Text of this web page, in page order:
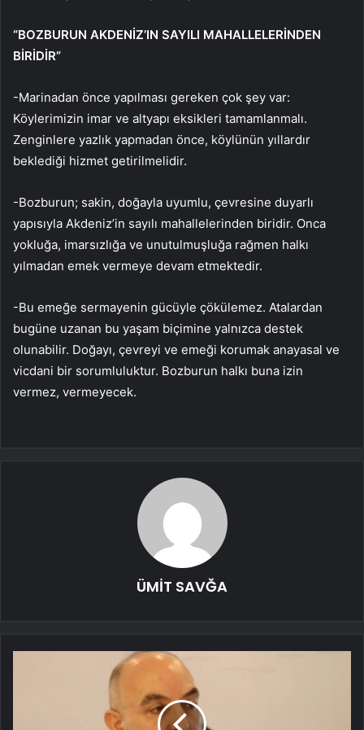
“BOZBURUN AKDENİZ’IN SAYILI MAHALLELERİNDEN
BİRİDİR”
-Marinadan önce yapılması gereken çok şey var:
Köylerimizin imar ve altyapı eksikleri tamamlanmalı.
Zenginlere yazlık yapmadan önce, köylünün yıllardır
beklediği hizmet getirilmelidir.
-Bozburun; sakin, doğayla uyumlu, çevresine duyarlı
yapısıyla Akdeniz’in sayılı mahallelerinden biridir. Onca
yokluğa, imarsızlığa ve unutulmuşluğa rağmen halkı
yılmadan emek vermeye devam etmektedir.
-Bu emeğe sermayenin gücüyle çökülemez. Atalardan
bugüne uzanan bu yaşam biçimine yalnızca destek
olunabilir. Doğayı, çevreyi ve emeği korumak anayasal ve
vicdani bir sorumluluktur. Bozburun halkı buna izin
vermez, vermeyecek.
ÜMİT SAVĞA